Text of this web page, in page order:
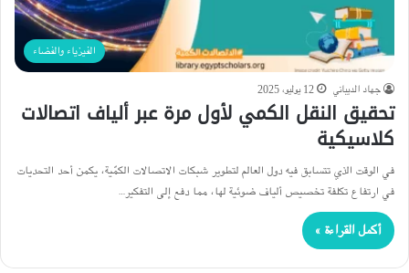
الفيزياء والفضاء
جهاد الديباني 12 يوليو، 2025
تحقيق النقل الكمي لأول مرة عبر ألياف اتصالات
كلاسيكية
في الوقت الذي تتسابق فيه دول العالم لتطوير شبكات الاتصالات الكمّية، يكمن أحد التحديات
في ارتفاع تكلفة تخصيص ألياف ضوئية لها، مما دفع إلى التفكير…
أكمل القراءة »